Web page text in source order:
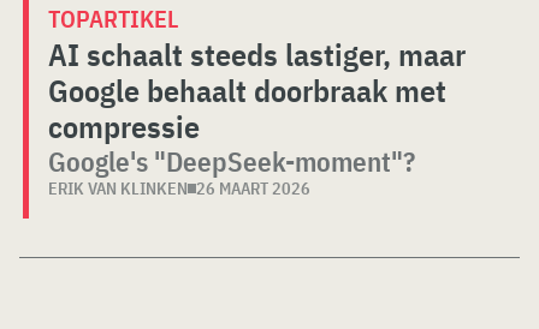
TOPARTIKEL
AI schaalt steeds lastiger, maar
Google behaalt doorbraak met
compressie
Google's "DeepSeek-moment"?
ERIK VAN KLINKEN 26 MAART 2026